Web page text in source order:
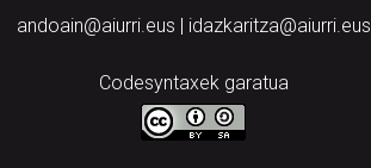
andoain@aiurri.eus | idazkaritza@aiurri.eus
Codesyntaxek garatua